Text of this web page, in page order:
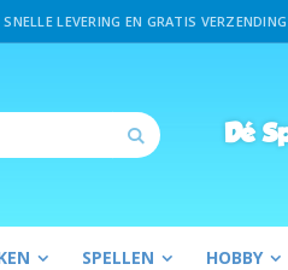
LEVERING EN GRATIS
Dé
SPELLEN HOBBY